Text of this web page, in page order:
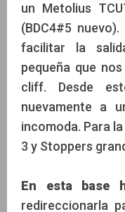
un Metolius
(BDC4#5
facilitar la
pequeña que
cliff. Desde
nuevamente a
incomoda. Para
3 y Stoppers
En esta base
redireccionarla